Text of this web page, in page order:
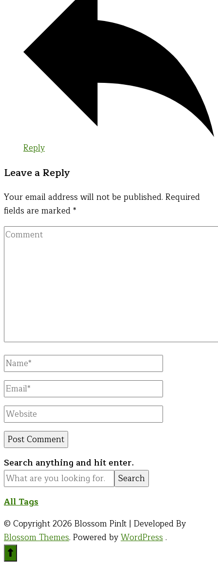
Reply
Leave a Reply
Your email address will not be published. Required
fields are marked *
Comment
Full
Name
Email
Website
Looking
for
Something?
Search anything and hit enter.
All Tags
© Copyright 2026 Blossom PinIt | Developed By
Blossom Themes. Powered byWordPress.